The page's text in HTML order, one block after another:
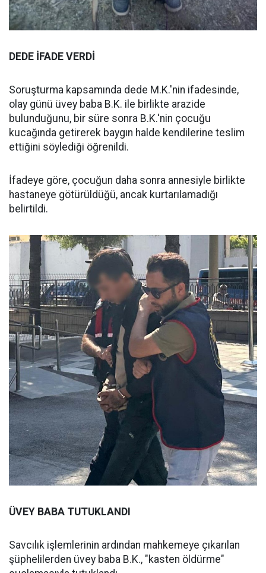
DEDE İFADE VERDİ
Soruşturma kapsamında dede M.K.'nin ifadesinde,
olay günü üvey baba B.K. ile birlikte arazide
bulunduğunu, bir süre sonra B.K.'nin çocuğu
kucağında getirerek baygın halde kendilerine teslim
ettiğini söylediği öğrenildi.
İfadeye göre, çocuğun daha sonra annesiyle birlikte
hastaneye götürüldüğü, ancak kurtarılamadığı
belirtildi.
ÜVEY BABA TUTUKLANDI
Savcılık işlemlerinin ardından mahkemeye çıkarılan
şüphelilerden üvey baba B.K., "kasten öldürme"